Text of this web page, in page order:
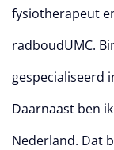
fysiotherapeut
radboudUMC.
gespecialiseerd
Daarnaast ben
Nederland. Dat